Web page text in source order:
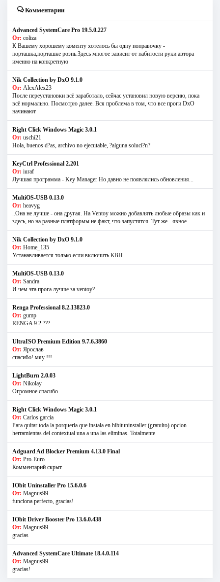
Комментарии
Advanced SystemCare Pro 19.5.0.227
От: coliza
К Вашему хорошему коменту хотелось бы одну поправочку -
порташка,порташке рознь.Здесь многое зависит от набитости руки автора
именно на конкретную
Nik Collection by DxO 9.1.0
От: AlexAlex23
После переустановки всё заработало, сейчас установил новую версию, пока
всё нормально. Посмотрю далее. Вся проблема в том, что все проги DxO
начинают
Right Click Windows Magic 3.0.1
От: uschi21
Hola, buenos d?as, archivo no ejecutable, ?alguna soluci?n?
KeyCtrl Professional 2.201
От: iuraf
Лучшая программа - Key Manager Но давно не появлялись обновления...
MultiOS-USB 0.13.0
От: heavyg
..Она не лучше - она другая. На Ventoy можно добавлять любые образы как и
здесь, но на разные платформы не факт, что запустятся. Тут же - явное
Nik Collection by DxO 9.1.0
От: Home_135
Устанавливается только если включить КВН.
MultiOS-USB 0.13.0
От: Sandra
И чем эта прога лучше за ventoy?
Renga Professional 8.2.13823.0
От: gump
RENGA 9.2 ???
UltraISO Premium Edition 9.7.6.3860
От: Ярослав
спасибо! мяу !!!
LightBurn 2.0.03
От: Nikolay
Огромное спасибо
Right Click Windows Magic 3.0.1
От: Carlos garcia
Para quitar toda la porqueria que instala en hibituninstaller (gratuito) opcion
herramientas del contextual una a una las eliminas. Totalmente
Adguard Ad Blocker Premium 4.13.0 Final
От: Pro-Euro
Комментарий скрыт
IObit Uninstaller Pro 15.6.0.6
От: Magnus99
funciona perfecto, gracias!
IObit Driver Booster Pro 13.6.0.438
От: Magnus99
gracias
Advanced SystemCare Ultimate 18.4.0.114
От: Magnus99
gracias!